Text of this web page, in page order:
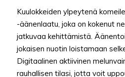
Kuulokkeiden ylpeytenä
-äänenlaatu, joka on kokenut
jatkuvaa kehittämistä.
jokaisen nuotin loistamaan
Digitaalinen aktiivinen
rauhallisen tilasi, jotta voit